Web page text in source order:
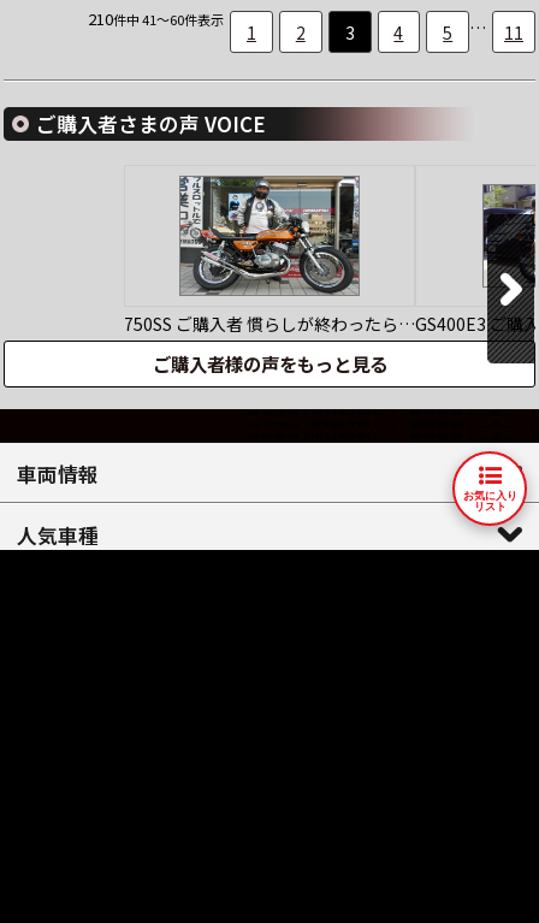
210件中 41～60件表示
1 2 3 4 5 … 11
ご購入者さまの声 VOICE
750SS ご購入者慣らしが終わったら…GS400E3ご購
ご購入者様の声をもっと見る
車両情報
人気車種
お気に入り
リスト